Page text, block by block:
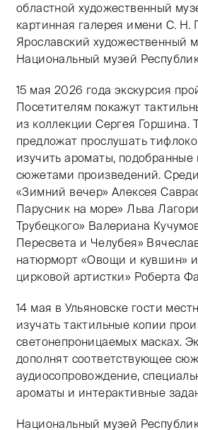
областной художественный
картинная галерея имени С. Н.
Ярославский художественный
Национальный музей
15 мая 2026 года экскурсия
Посетителям покажут
из коллекции Сергея Горшина.
предложат прослушать
изучить ароматы, подобранные
сюжетами произведений.
«Зимний вечер» Алексея
Парусник на море» Льва
Трубецкого» Валериана
Пересвета и Челубея»
натюрморт «Овощи и кувшин»
цирковой артистки» Роберта
14 мая в Ульяновске гости
изучать тактильные копии
светонепроницаемых масках.
дополнят соответствующее
аудиосопровождение,
ароматы и интерактивные
Национальный музей